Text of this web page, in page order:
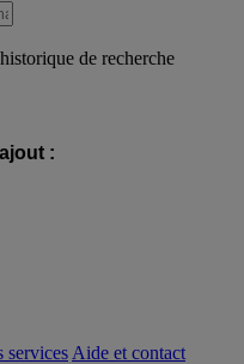
de recherche
:
services Aide et contact